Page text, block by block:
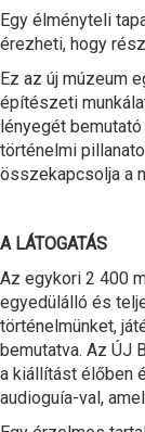
Egy élményteli
érezheti, hogy
Ez az új múzeum
építészeti
lényegét
történelmi
összekapcsolja a
A LÁTOGATÁS
Az egykori 2 400
egyedülálló és
történelmünket,
bemutatva. Az ÚJ
a kiállítást élőben
audioguía-val,